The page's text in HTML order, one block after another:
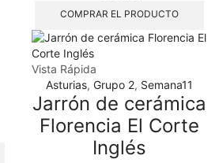
COMPRAR EL PRODUCTO
Vista Rápida
Asturias, Grupo 2, Semana11
Jarrón de cerámica
Florencia El Corte
Inglés